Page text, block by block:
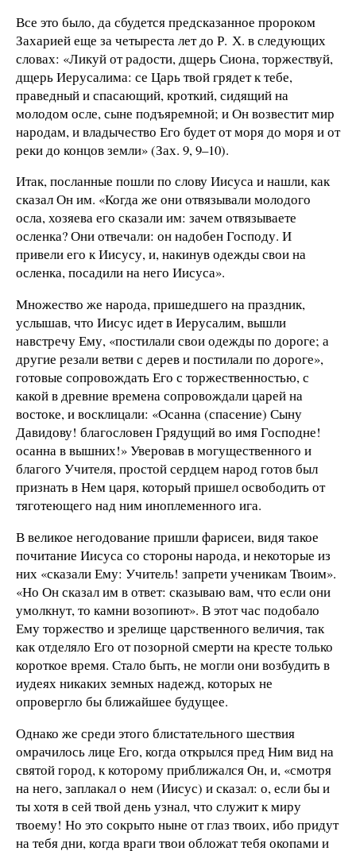
Все это было, да сбудется предсказанное пророком
Захарией еще за четыреста лет до Р. Х. в следующих
словах: «Ликуй от радости, дщерь Сиона, торжествуй,
дщерь Иерусалима: се Царь твой грядет к тебе,
праведный и спасающий, кроткий, сидящий на
молодом осле, сыне подъяремной; и Он возвестит мир
народам, и владычество Его будет от моря до моря и от
реки до концов земли» (Зах. 9, 9–10).
Итак, посланные пошли по слову Иисуса и нашли, как
сказал Он им. «Когда же они отвязывали молодого
осла, хозяева его сказали им: зачем отвязываете
осленка? Они отвечали: он надобен Господу. И
привели его к Иисусу, и, накинув одежды свои на
осленка, посадили на него Иисуса».
Множество же народа, пришедшего на праздник,
услышав, что Иисус идет в Иерусалим, вышли
навстречу Ему, «постилали свои одежды по дороге; а
другие резали ветви с дерев и постилали по дороге»,
готовые сопровождать Его с торжественностью, с
какой в древние времена сопровождали царей на
востоке, и восклицали: «Осанна (спасение) Сыну
Давидову! благословен Грядущий во имя Господне!
осанна в вышних!» Уверовав в могущественного и
благого Учителя, простой сердцем народ готов был
признать в Нем царя, который пришел освободить от
тяготеющего над ним иноплеменного ига.
В великое негодование пришли фарисеи, видя такое
почитание Иисуса со стороны народа, и некоторые из
них «сказали Ему: Учитель! запрети ученикам Твоим».
«Но Он сказал им в ответ: сказываю вам, что если они
умолкнут, то камни возопиют». В этот час подобало
Ему торжество и зрелище царственного величия, так
как отделяло Его от позорной смерти на кресте только
короткое время. Стало быть, не могли они возбудить в
иудеях никаких земных надежд, которых не
опровергло бы ближайшее будущее.
Однако же среди этого блистательного шествия
омрачилось лице Его, когда открылся пред Ним вид на
святой город, к которому приближался Он, и, «смотря
на него, заплакал о нем (Иисус) и сказал: о, если бы и
ты хотя в сей твой день узнал, что служит к миру
твоему! Но это сокрыто ныне от глаз твоих, ибо придут
на тебя дни, когда враги твои обложат тебя окопами и